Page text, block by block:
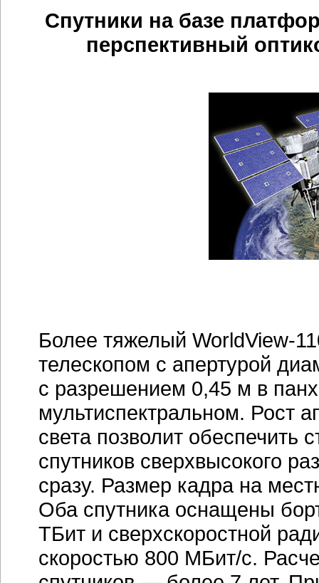
Спутники на базе
перспективный
Более тяжелый WorldView-
телескопом с апертурой
с разрешением 0,45 м в
мультиспектральном. Рост
света позволит обеспечить
спутников сверхвысокого
сразу. Размер кадра на
Оба спутника оснащены
ТБит и сверхскоростной
скоростью 800 МБит/с.